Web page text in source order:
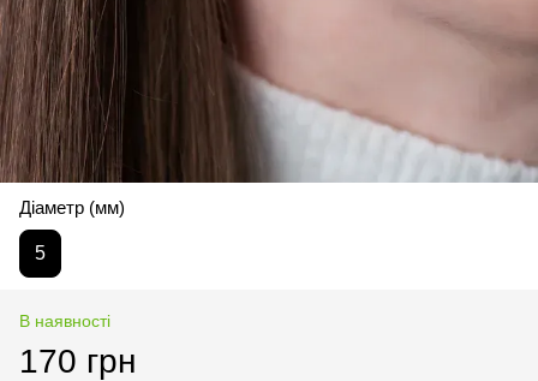
Діаметр (мм)
5
В наявності
170 грн